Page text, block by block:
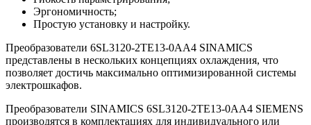
Эргономичность;
Простую установку и настройку.
Преобразователи 6SL3120-2TE13-0AA4 SINAMICS
представлены в нескольких концепциях охлаждения, что
позволяет достичь максимально оптимизированной системы
электрошкафов.
Преобразователи SINAMICS 6SL3120-2TE13-0AA4 SIEMENS
производятся в комплектациях для индивидуального или